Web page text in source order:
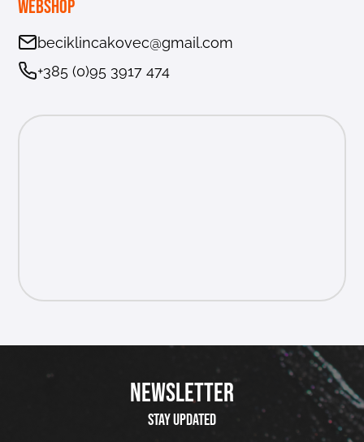
Webshop
beciklincakovec@gmail.com
+385 (0)95 3917 474
NEWSLETTER
Stay updated